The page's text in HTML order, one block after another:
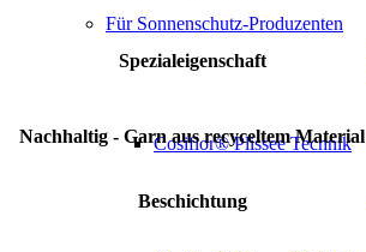
Für Sonnenschutz-Produzenten
Cosiflor® Plissee Technik
Spezialeigenschaft
Nachhaltig - Garn aus recyceltem Material
Beschichtung